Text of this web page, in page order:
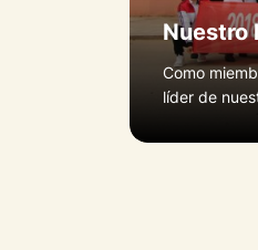
Como
líder de